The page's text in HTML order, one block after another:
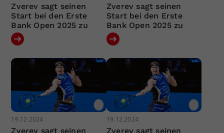
Zverev sagt seinen
Start bei den Erste
Bank Open 2025 zu
Zverev sagt seinen
Start bei den Erste
Bank Open 2025 zu
19.12.2024
Zverev sagt seinen
19.12.2024
Zverev sagt seinen